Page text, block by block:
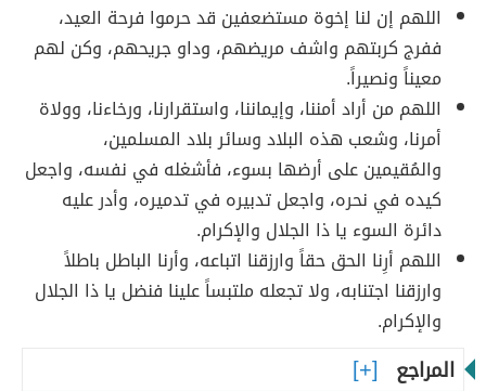
اللهم إن لنا إخوة مستضعفين قد حرموا فرحة العيد،
ففرج كربتهم واشف مريضهم، وداو جريحهم، وكن لهم
معيناً ونصيراً.
اللهم من أراد أمننا، وإيماننا، واستقرارنا، ورخاءنا، وولاة
أمرنا، وشعب هذه البلاد وسائر بلاد المسلمين،
والمُقيمين على أرضها بسوء، فأشغله في نفسه، واجعل
كيده في نحره، واجعل تدبيره في تدميره، وأدر عليه
دائرة السوء يا ذا الجلال والإكرام.
اللهم أرِنا الحق حقاً وارزقنا اتباعه، وأرنا الباطل باطلاً
وارزقنا اجتنابه، ولا تجعله ملتبساً علينا فنضل يا ذا الجلال
والإكرام.
المراجع